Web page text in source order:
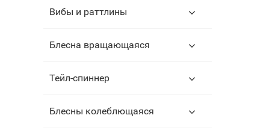
Вибы и раттлины
Блесна вращающаяся
Тейл-спиннер
Блесны колеблющаяся